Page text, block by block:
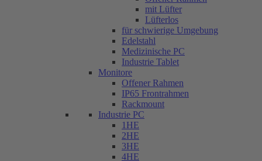
mit Lüfter
Lüfterlos
für schwierige Umgebung
Edelstahl
Medizinische PC
Industrie Tablet
Monitore
Offener Rahmen
IP65 Frontrahmen
Rackmount
Industrie PC
1HE
2HE
3HE
4HE